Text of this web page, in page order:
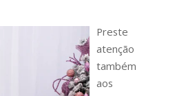
Preste
atenção
também
aos